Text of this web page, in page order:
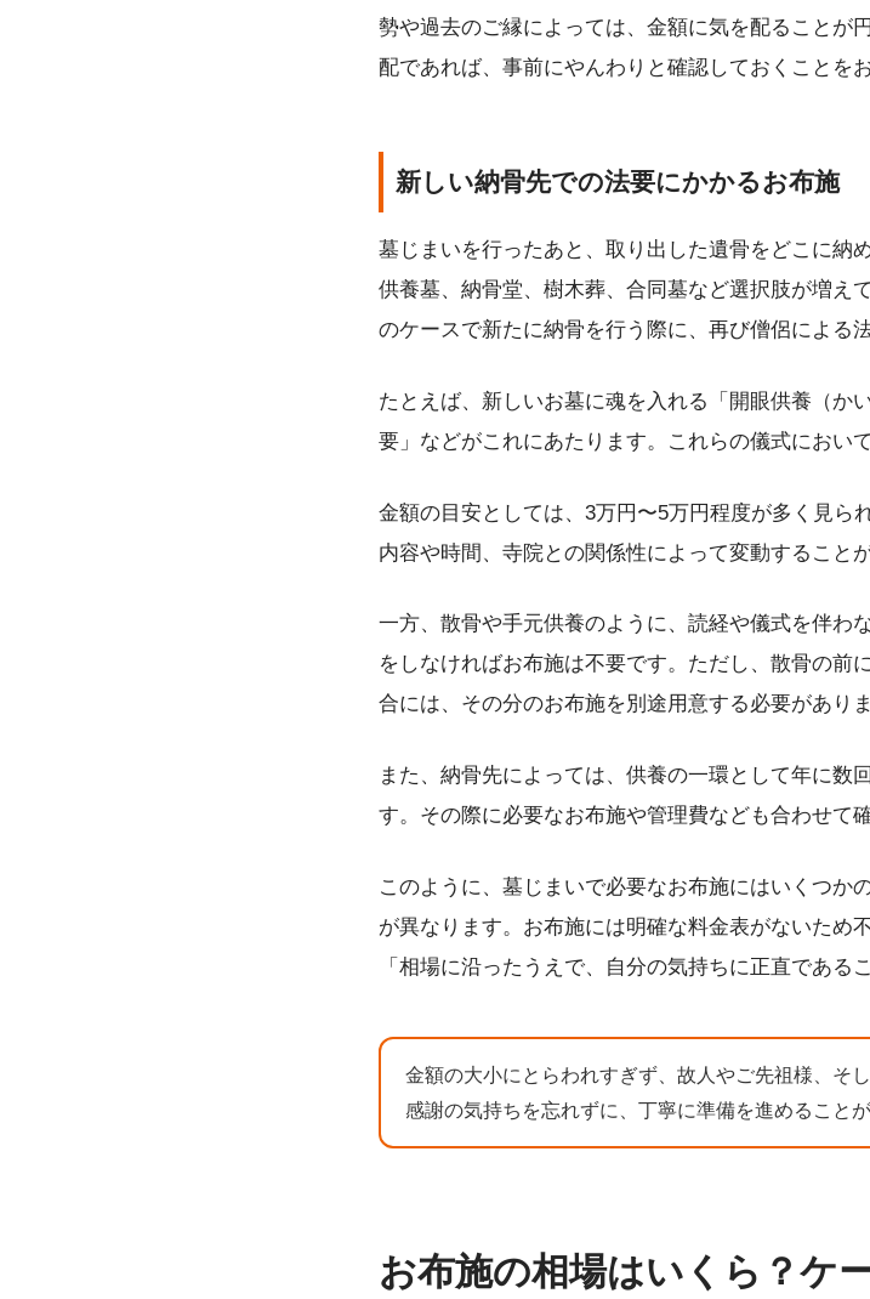
勢や過去のご縁によっては、金額に気を配ることが
配であれば、事前にやんわりと確認しておくことを
新しい納骨先での法要にかかるお布施
墓じまいを行ったあと、取り出した遺骨をどこに納
供養墓、納骨堂、樹木葬、合同墓など選択肢が増え
のケースで新たに納骨を行う際に、再び僧侶による
たとえば、新しいお墓に魂を入れる「開眼供養（か
要」などがこれにあたります。これらの儀式におい
金額の目安としては、3万円〜5万円程度が多く見ら
内容や時間、寺院との関係性によって変動すること
一方、散骨や手元供養のように、読経や儀式を伴わ
をしなければお布施は不要です。ただし、散骨の前
合には、その分のお布施を別途用意する必要がありま
また、納骨先によっては、供養の一環として年に数
す。その際に必要なお布施や管理費なども合わせて
このように、墓じまいで必要なお布施にはいくつか
が異なります。お布施には明確な料金表がないため
「相場に沿ったうえで、自分の気持ちに正直である
金額の大小にとらわれすぎず、故人やご先祖様、そ
感謝の気持ちを忘れずに、丁寧に準備を進めることが
お布施の相場はいくら？ケ